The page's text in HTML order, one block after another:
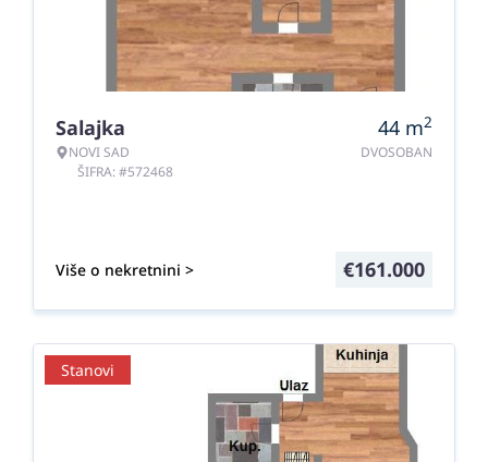
Salajka
NOVI SAD
ŠIFRA: #572468
44 m2
DVOSOBAN
Više o nekretnini > €161.000
Stanovi